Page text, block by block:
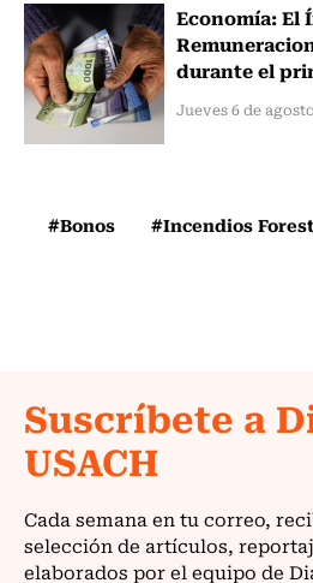
Economía: El
durante el
Jueves 6 de
#Bonos #Incendios